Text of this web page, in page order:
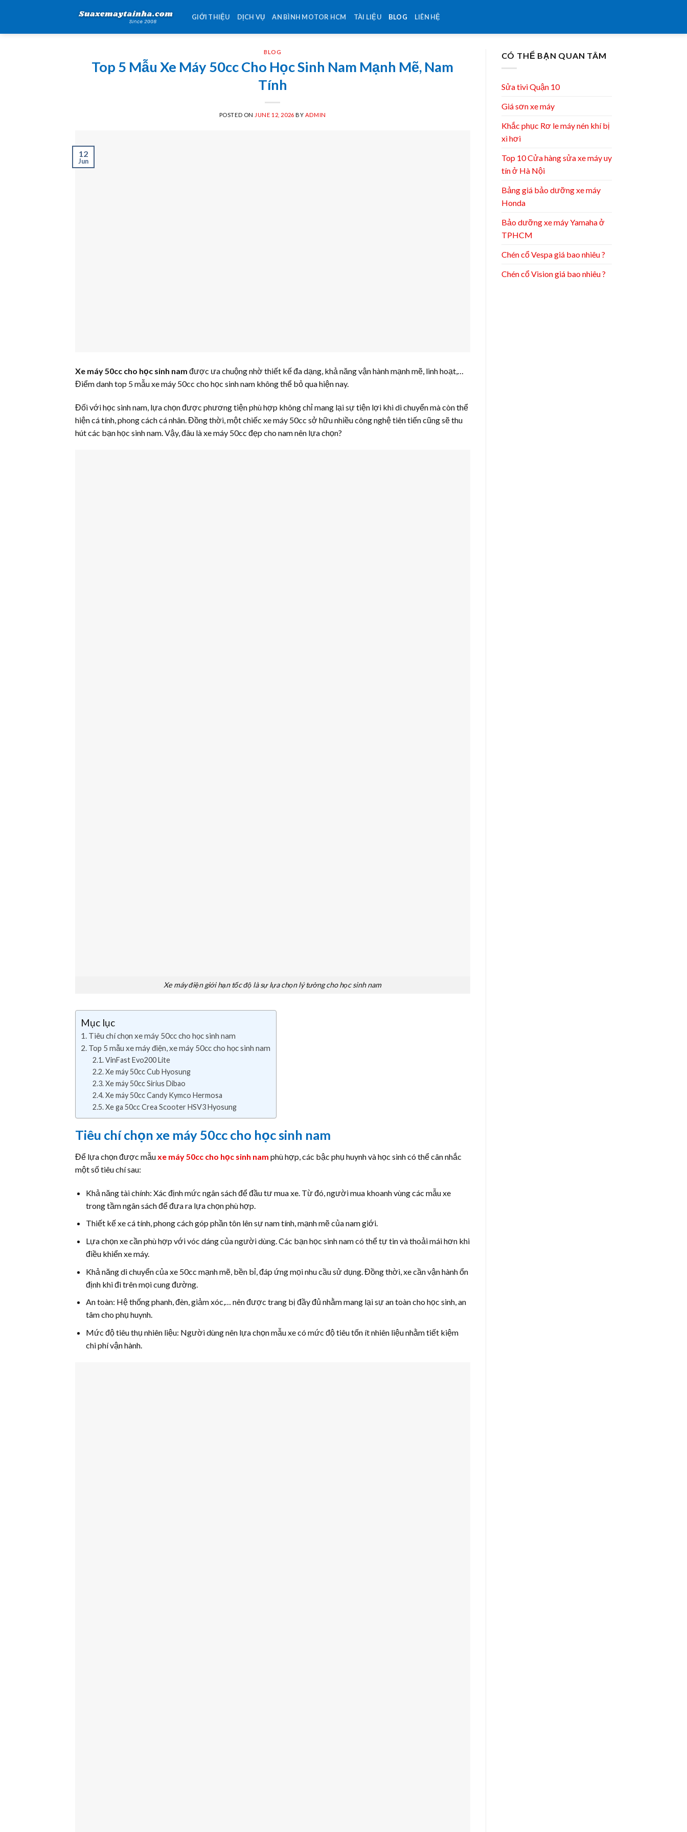
content
GIỚI THIỆU DỊCH VỤ AN BÌNH MOTOR HCM TÀI LIỆU BLOG LIÊN HỆ
BLOG
Top 5 Mẫu Xe Máy 50cc Cho Học Sinh Nam Mạnh Mẽ, Nam
Tính
POSTED ON JUNE 12, 2026 BY ADMIN
12
Jun
Xe máy 50cc cho học sinh nam được ưa chuộng nhờ thiết kế đa dạng, khả năng vận hành mạnh mẽ, linh hoạt,…
Điểm danh top 5 mẫu xe máy 50cc cho học sinh nam không thể bỏ qua hiện nay.
Đối với học sinh nam, lựa chọn được phương tiện phù hợp không chỉ mang lại sự tiện lợi khi di chuyển mà còn thể
hiện cá tính, phong cách cá nhân. Đồng thời, một chiếc xe máy 50cc sở hữu nhiều công nghệ tiên tiến cũng sẽ thu
hút các bạn học sinh nam. Vậy, đâu là xe máy 50cc đẹp cho nam nên lựa chọn?
Xe máy điện giới hạn tốc độ là sự lựa chọn lý tưởng cho học sinh nam
Mục lục
Tiêu chí chọn xe máy 50cc cho học sinh nam
Top 5 mẫu xe máy điện, xe máy 50cc cho học sinh nam
VinFast Evo200 Lite
Xe máy 50cc Cub Hyosung
Xe máy 50cc Sirius Dibao
Xe máy 50cc Candy Kymco Hermosa
Xe ga 50cc Crea Scooter HSV3 Hyosung
Tiêu chí chọn xe máy 50cc cho học sinh nam
Để lựa chọn được mẫuxe máy 50cc cho học sinh nam phù hợp, các bậc phụ huynh và học sinh có thể cân nhắc
một số tiêu chí sau:
Khả năng tài chính: Xác định mức ngân sách để đầu tư mua xe. Từ đó, người mua khoanh vùng các mẫu xe
trong tầm ngân sách để đưa ra lựa chọn phù hợp.
Thiết kế xe cá tính, phong cách góp phần tôn lên sự nam tính, mạnh mẽ của nam giới.
Lựa chọn xe cần phù hợp với vóc dáng của người dùng. Các bạn học sinh nam có thể tự tin và thoải mái hơn khi
điều khiển xe máy.
Khả năng di chuyển của xe 50cc mạnh mẽ, bền bỉ, đáp ứng mọi nhu cầu sử dụng. Đồng thời, xe cần vận hành ổn
định khi đi trên mọi cung đường.
An toàn: Hệ thống phanh, đèn, giảm xóc,… nên được trang bị đầy đủ nhằm mang lại sự an toàn cho học sinh, an
tâm cho phụ huynh.
Mức độ tiêu thụ nhiên liệu: Người dùng nên lựa chọn mẫu xe có mức độ tiêu tốn ít nhiên liệu nhằm tiết kiệm
chi phí vận hành.
CÓ THỂ BẠN QUAN TÂM
Sửa tivi Quận 10
Giá sơn xe máy
Khắc phục Rơ le máy nén khí bị
xì hơi
Top 10 Cửa hàng sửa xe máy uy
tín ở Hà Nội
Bảng giá bảo dưỡng xe máy
Honda
Bảo dưỡng xe máy Yamaha ở
TPHCM
Chén cổ Vespa giá bao nhiêu ?
Chén cổ Vision giá bao nhiêu ?